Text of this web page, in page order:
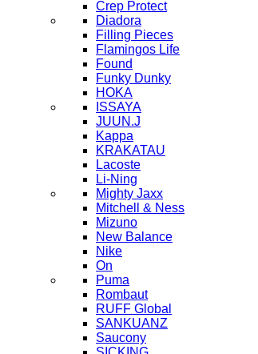
Crep Protect
Diadora
Filling Pieces
Flamingos Life
Found
Funky Dunky
HOKA
ISSAYA
JUUN.J
Kappa
KRAKATAU
Lacoste
Li-Ning
Mighty Jaxx
Mitchell & Ness
Mizuno
New Balance
Nike
On
Puma
Rombaut
RUFF Global
SANKUANZ
Saucony